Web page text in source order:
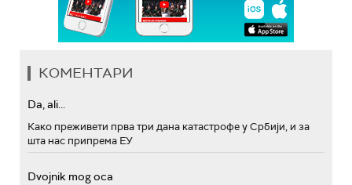
КОМЕНТАРИ
Da, ali...
Како преживети прва три дана катастрофе у Србији, и за
шта нас припрема ЕУ
Dvojnik mog oca